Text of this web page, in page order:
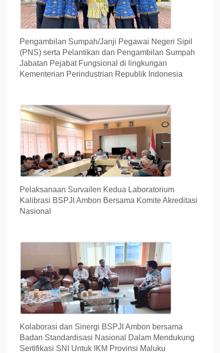
Pengambilan Sumpah/Janji Pegawai Negeri Sipil
(PNS) serta Pelantikan dan Pengambilan Sumpah
Jabatan Pejabat Fungsional di lingkungan
Kementerian Perindustrian Republik Indonesia
Pelaksanaan Survailen Kedua Laboratorium
Kalibrasi BSPJI Ambon Bersama Komite Akreditasi
Nasional
Kolaborasi dan Sinergi BSPJI Ambon bersama
Badan Standardisasi Nasional Dalam Mendukung
Sertifikasi SNI Untuk IKM Provinsi Maluku